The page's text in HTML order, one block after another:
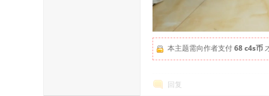
本主题需向作者支付68 c4s币
回复